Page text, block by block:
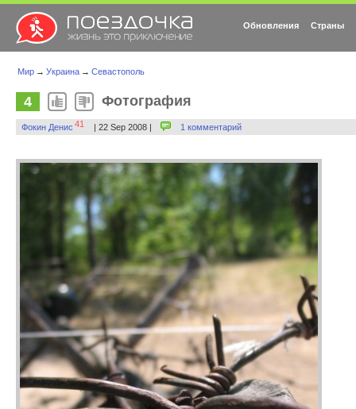
Обновления Страны
Мир → Украина → Севастополь
4 Фотография
Фокин Денис 41 | 22 Sep 2008 | 1 комментарий